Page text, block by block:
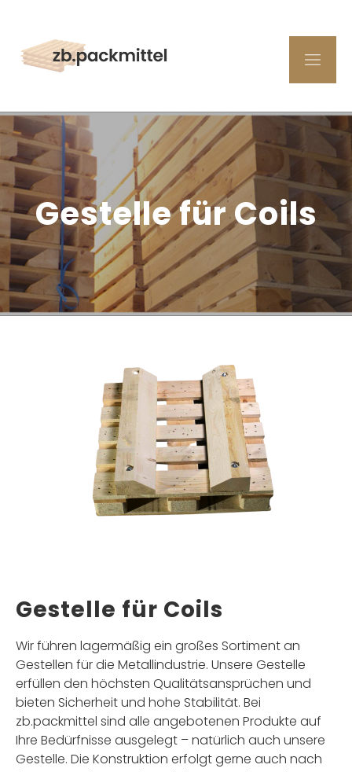
Gestelle für Coils
Gestelle für Coils
Wir führen lagermäßig ein großes Sortiment an
Gestellen für die Metallindustrie. Unsere Gestelle
erfüllen den höchsten Qualitätsansprüchen und
bieten Sicherheit und hohe Stabilität. Bei
zb.packmittel sind alle angebotenen Produkte auf
Ihre Bedürfnisse ausgelegt – natürlich auch unsere
Gestelle. Die Konstruktion erfolgt gerne auch nach